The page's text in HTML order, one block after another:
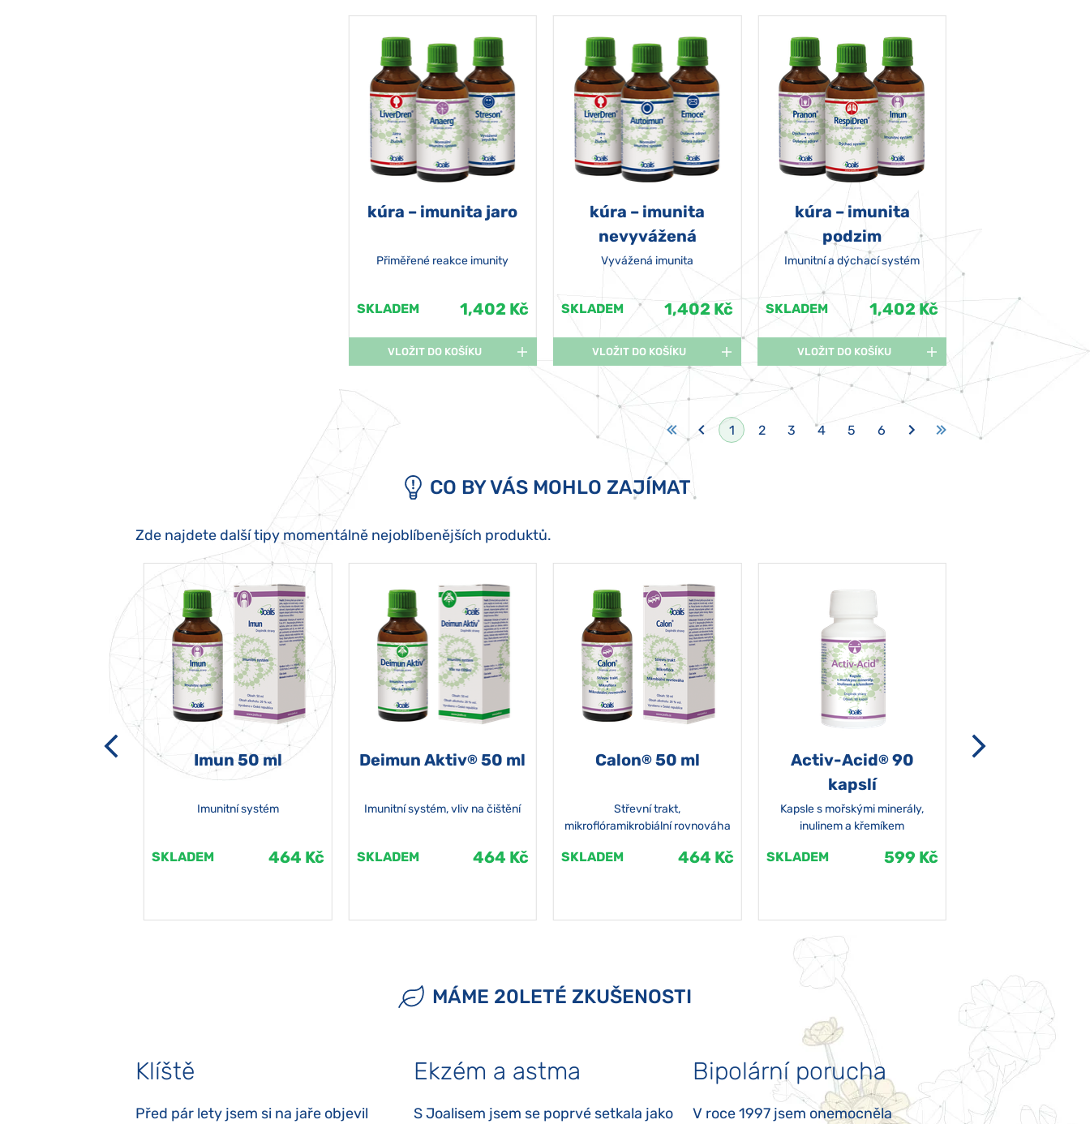
kúra – imunita jaro
Přiměřené reakce imunity
SKLADEM 1,402 Kč
VLOŽIT DO KOŠÍKU
kúra – imunita
nevyvážená
Vyvážená imunita
SKLADEM 1,402 Kč
VLOŽIT DO KOŠÍKU
kúra – imunita
podzim
Imunitní a dýchací systém
SKLADEM 1,402 Kč
VLOŽIT DO KOŠÍKU
1 2 3 4 5 6
CO BY VÁS MOHLO ZAJÍMAT
Zde najdete další tipy momentálně nejoblíbenějších produktů.
Imun 50 ml
Imunitní systém
SKLADEM 464 Kč
Deimun Aktiv® 50 ml
Imunitní systém, vliv na čištění
SKLADEM 464 Kč
Calon®50 ml
Střevní trakt,
mikroflóramikrobiální rovnováha
SKLADEM 464 Kč
Activ-Acid®90
kapslí
Kapsle s mořskými minerály,
inulinem a křemíkem
SKLADEM 599 Kč
MÁME 20LETÉ ZKUŠENOSTI
Klíště
Před pár lety jsem si na jaře objevil
Ekzém a astma
S Joalisem jsem se poprvé setkala jako
Bipolární porucha
V roce 1997 jsem onemocněla
Autismus
Mojí dcerce byl